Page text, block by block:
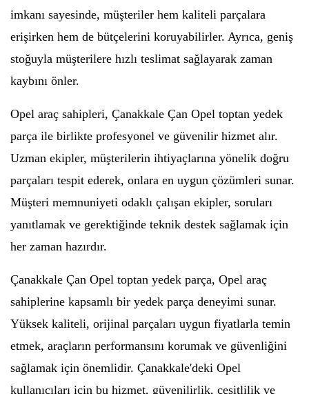
imkanı sayesinde, müşteriler hem kaliteli parçalara
erişirken hem de bütçelerini koruyabilirler. Ayrıca, geniş
stoğuyla müşterilere hızlı teslimat sağlayarak zaman
kaybını önler.
Opel araç sahipleri, Çanakkale Çan Opel toptan yedek
parça ile birlikte profesyonel ve güvenilir hizmet alır.
Uzman ekipler, müşterilerin ihtiyaçlarına yönelik doğru
parçaları tespit ederek, onlara en uygun çözümleri sunar.
Müşteri memnuniyeti odaklı çalışan ekipler, soruları
yanıtlamak ve gerektiğinde teknik destek sağlamak için
her zaman hazırdır.
Çanakkale Çan Opel toptan yedek parça, Opel araç
sahiplerine kapsamlı bir yedek parça deneyimi sunar.
Yüksek kaliteli, orijinal parçaları uygun fiyatlarla temin
etmek, araçların performansını korumak ve güvenliğini
sağlamak için önemlidir. Çanakkale'deki Opel
kullanıcıları için bu hizmet, güvenilirlik, çeşitlilik ve